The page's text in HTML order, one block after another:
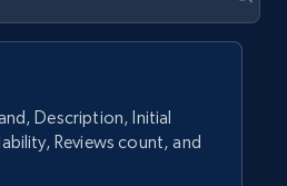
Description, Initial
Reviews count, and